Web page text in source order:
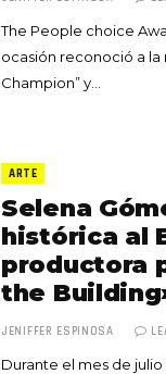
The People choice
ocasión reconoció a la
Champion” y…
ARTE
Selena
histórica al
productora
the
JENIFFER ESPINOSA
Durante el mes de